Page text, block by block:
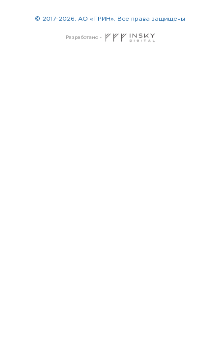
Разработано -
© 2017-2026. АО «ПРИН». Все права защищены